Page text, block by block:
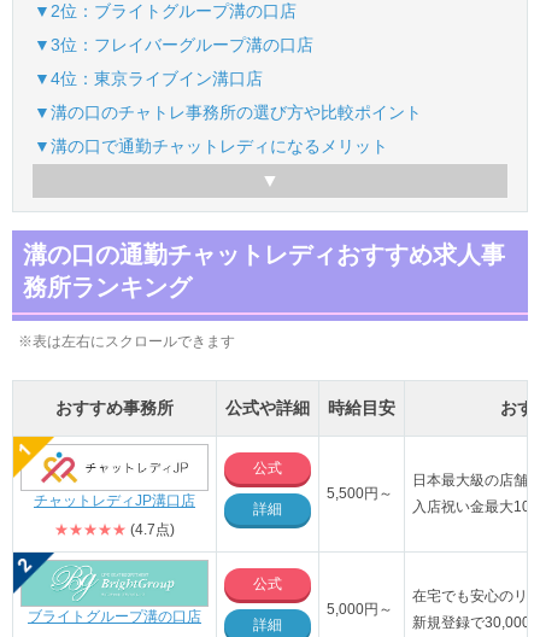
▼2位：ブライトグループ溝の口店
▼3位：フレイバーグループ溝の口店
▼4位：東京ライブイン溝口店
▼溝の口のチャトレ事務所の選び方や比較ポイント
▼溝の口で通勤チャットレディになるメリット
溝の口の通勤チャットレディおすすめ求人事
務所ランキング
※表は左右にスクロールできます
おすすめ事務所 公式や詳細 時給目安 おす
チャットレディJP溝口店
★★★★★ (4.7点)
公式
詳細
5,500円～
日本最大級の店舗
入店祝い金最大10
ブライトグループ溝の口店
公式
詳細
5,000円～
在宅でも安心のリ
新規登録で30,000